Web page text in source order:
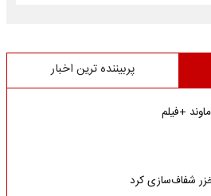
پربیننده ترین اخبار
+فیلم
خزر شفاف‌سازی کرد